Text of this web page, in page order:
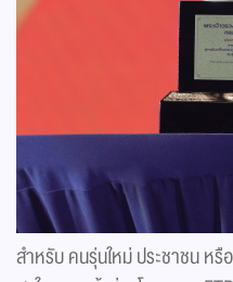
สำหรับ คนรุ่นใหม่ ประชาชน ห